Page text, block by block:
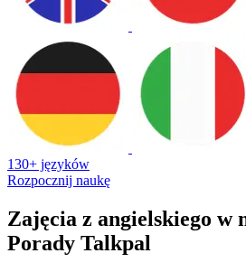
130+ języków
Rozpocznij naukę
Zajęcia z angielskiego w
Porady Talkpal